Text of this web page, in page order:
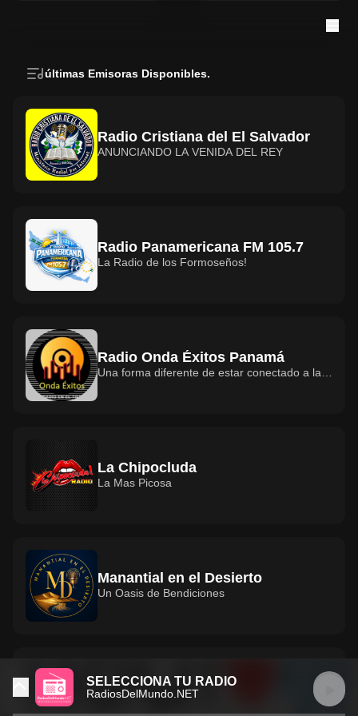
últimas Emisoras Disponibles.
Radio Cristiana del El Salvador
ANUNCIANDO LA VENIDA DEL REY
Radio Panamericana FM 105.7
La Radio de los Formoseños!
Radio Onda Éxitos Panamá
Una forma diferente de estar conectado a la
La Chipocluda
La Mas Picosa
Manantial en el Desierto
Un Oasis de Bendiciones
Radio Favorita 103.1 FM
SELECCIONA TU RADIO
RadiosDelMundo.NET